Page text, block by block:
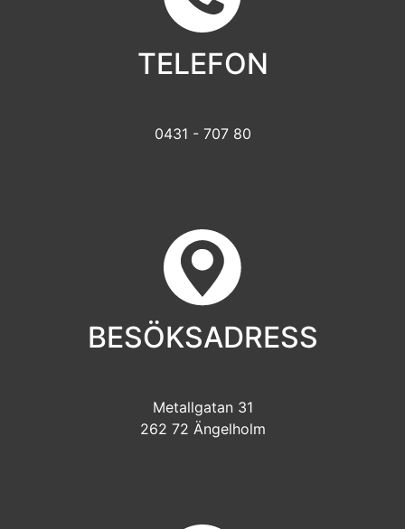
TELEFON
0431 - 707 80
BESÖKSADRESS
Metallgatan 31
262 72 Ängelholm